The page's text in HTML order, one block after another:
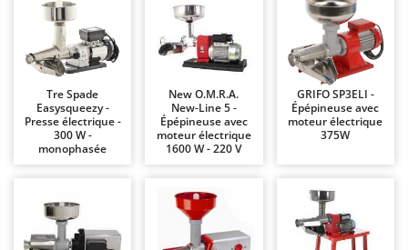
Chargeurs de batterie - Démarreurs
Charrues pour tracteur
Chaudrons électriques pour polenta
Cisailles à gazon à batterie
Cisailles taille-haies manuelles
Climatiseurs
Compresseurs d'air électriques
Compresseurs pour la récolte des olives et la taille
Coupe-bordures - Trimmers
Baesso
Bahco
Barbieri
Batavia
Benassi
Beper
Bernardi
Bertolini Pumps
Tre Spade
Easysqueezy -
Presse électrique -
300 W -
monophasée
New O.M.R.A.
New-Line 5 -
Épépineuse avec
moteur électrique
1600 W - 220 V
GRIFO SP3ELI -
Épépineuse avec
moteur électrique
375W